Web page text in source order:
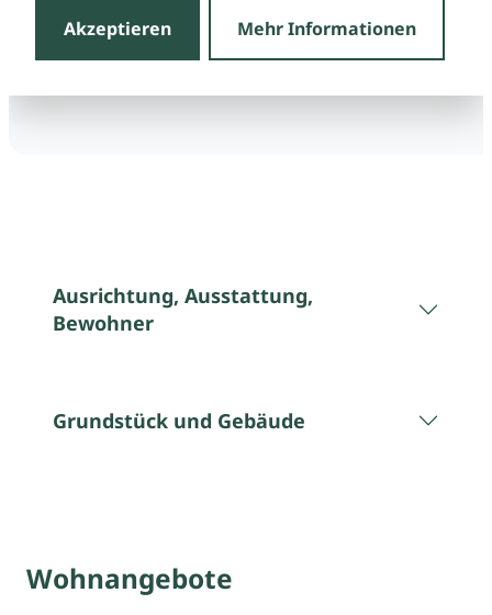
Akzeptieren Mehr Informationen
Ausrichtung, Ausstattung,
Bewohner
Grundstück und Gebäude
Wohnangebote